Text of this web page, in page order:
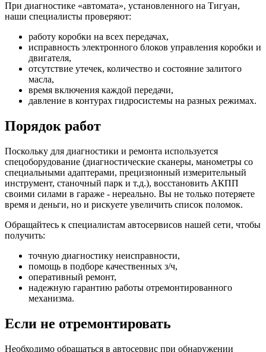
При диагностике «автомата», установленного на Тигуан,
наши специалисты проверяют:
работу коробки на всех передачах,
исправность электронного блоков управления коробки и
двигателя,
отсутствие утечек, количество и состояние залитого
масла,
время включения каждой передачи,
давление в контурах гидросистемы на разных режимах.
Порядок работ
Поскольку для диагностики и ремонта используется
спецоборудование (диагностические сканеры, манометры со
специальными адаптерами, прецизионный измерительный
инструмент, станочный парк и т.д.), восстановить АКПП
своими силами в гараже - нереально. Вы не только потеряете
время и деньги, но и рискуете увеличить список поломок.
Обращайтесь к специалистам автосервисов нашей сети, чтобы
получить:
точную диагностику неисправности,
помощь в подборе качественных з/ч,
оперативный ремонт,
надежную гарантию работы отремонтированного
механизма.
Если не отремонтировать
Необходимо обращаться в автосервис при обнаружении